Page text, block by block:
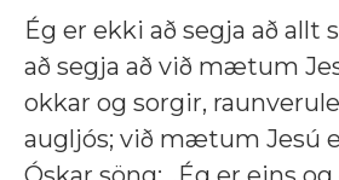
Ég er ekki að segja að allt
að segja að við mætum
okkar og sorgir,
augljós; við mætum Jesú